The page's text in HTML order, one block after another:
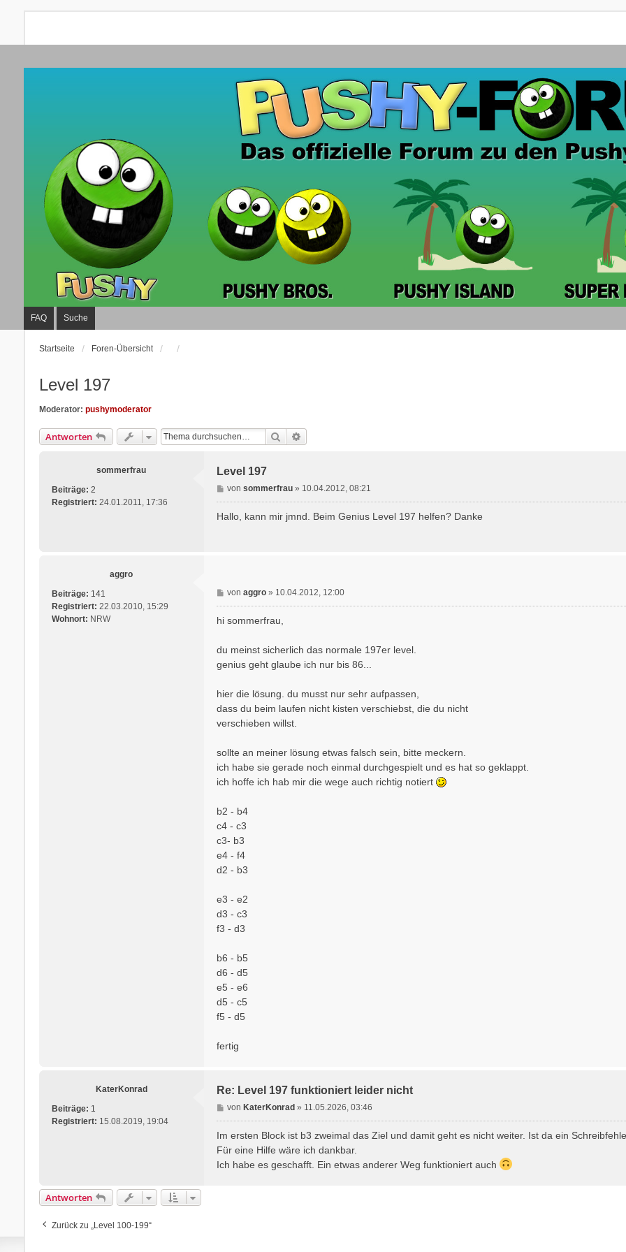
FAQ Suche
Startseite Foren-Übersicht
Level 197
Moderator: pushymoderator
Antworten Suche
sommerfrau
Beiträge: 2
Registriert: 24.01.2011, 17:36
Level 197
B
e
vonsommerfrau » 10.04.2012, 08:21
Hallo, kann mir jmnd. Beim Genius Level 197 helfen? Danke
aggro
Beiträge: 141
Registriert: 22.03.2010, 15:29
Wohnort: NRW
B
e
a
g
vonaggro » 10.04.2012, 12:00
hi sommerfrau,
du meinst sicherlich das normale 197er level.
genius geht glaube ich nur bis 86...
hier die lösung. du musst nur sehr aufpassen,
dass du beim laufen nicht kisten verschiebst, die du nicht
verschieben willst.
sollte an meiner lösung etwas falsch sein, bitte meckern.
ich habe sie gerade noch einmal durchgespielt und es hat so geklappt.
ich hoffe ich hab mir die wege auch richtig notiert
b2 - b4
c4 - c3
c3- b3
e4 - f4
d2 - b3
e3 - e2
d3 - c3
f3 - d3
b6 - b5
d6 - d5
e5 - e6
d5 - c5
f5 - d5
fertig
KaterKonrad
Beiträge: 1
Registriert: 15.08.2019, 19:04
Re: Level 197 funktioniert leider nicht
B
e
r
a
vonKaterKonrad » 11.05.2026, 03:46
Im ersten Block ist b3 zweimal das Ziel und damit geht es nicht weiter. Ist da ein
Für eine Hilfe wäre ich dankbar.
Ich habe es geschafft. Ein etwas anderer Weg funktioniert auch
Antworten
Zurück zu „Level 100-199“